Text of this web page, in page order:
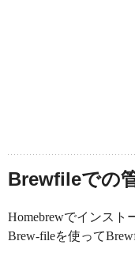
Brewfileでの
Homebrewでインスト
Brew-fileを使って